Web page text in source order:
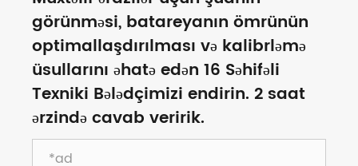
görünməsi, batareyanın ömrünün
optimallaşdırılması və kalibrləmə
üsullarını əhatə edən 16 Səhifəli
Texniki Bələdçimizi endirin. 2 saat
ərzində cavab veririk.